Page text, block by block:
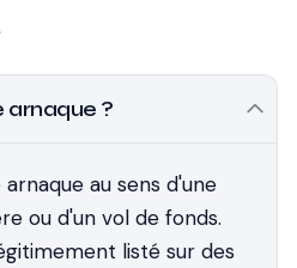
arnaque ?
au sens d'une
ou d'un vol de fonds.
listé sur des